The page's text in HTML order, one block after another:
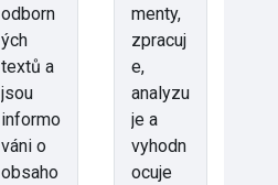
odborn
ých
textů a
jsou
informo
váni o
obsaho
menty,
zpracuj
e,
analyzu
je a
vyhodn
ocuje